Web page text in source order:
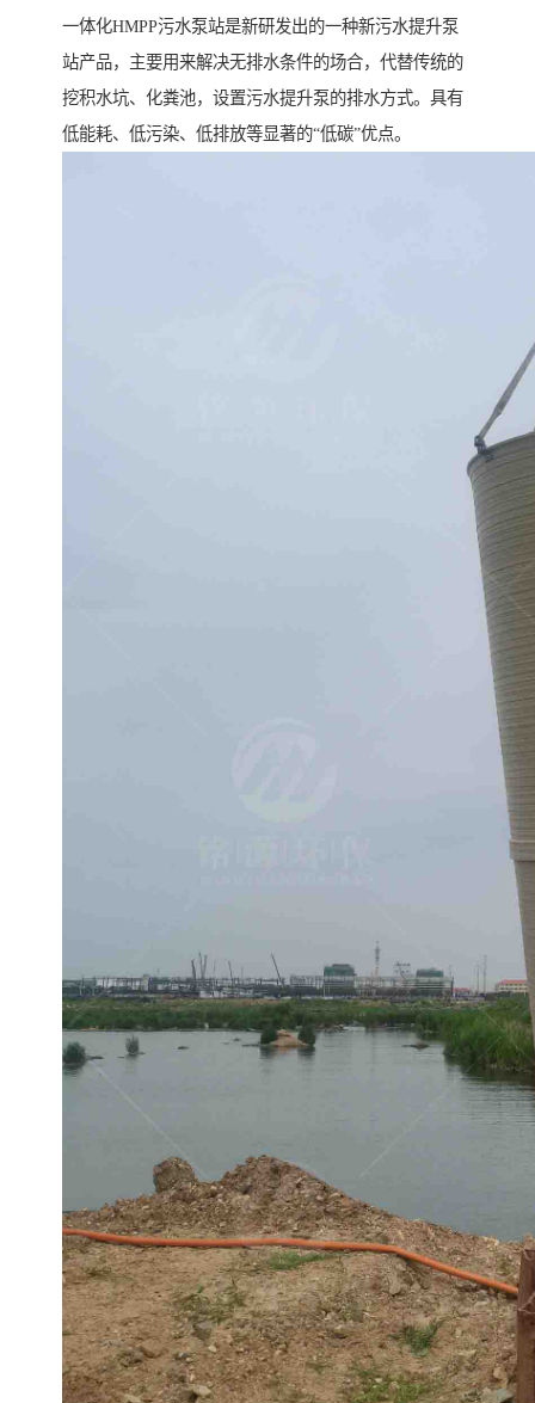
一体化HMPP污水泵站是新研发出的一种新污水提升泵
站产品，主要用来解决无排水条件的场合，代替传统的
挖积水坑、化粪池，设置污水提升泵的排水方式。具有
低能耗、低污染、低排放等显著的“低碳”优点。